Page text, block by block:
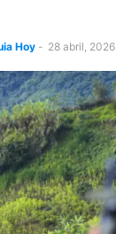
Hoy - 28 abril, 2026